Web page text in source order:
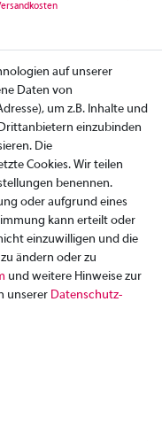
auf unserer
Daten von
um z.B. Inhalte und
einzubinden
Die
Cookies. Wir teilen
benennen.
oder aufgrund eines
kann erteilt oder
einzuwilligen und die
ändern oder zu
und weitere Hinweise zur
unserer Daten­schutz­